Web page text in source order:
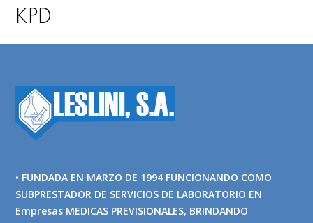
KPD
• FUNDADA EN MARZO DE 1994 FUNCIONANDO COMO
SUBPRESTADOR DE SERVICIOS DE LABORATORIO EN
Empresas MEDICAS PREVISIONALES, BRINDANDO